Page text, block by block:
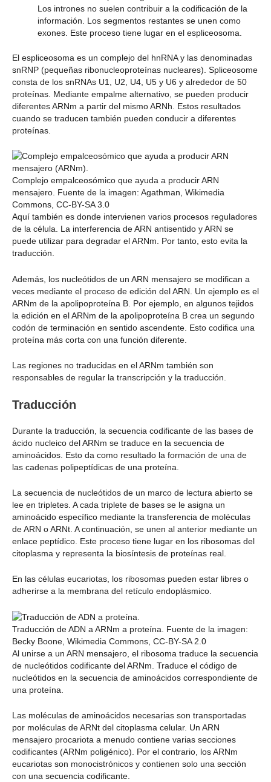
Los intrones no suelen contribuir a la codificación de la
información. Los segmentos restantes se unen como
exones. Este proceso tiene lugar en el espliceosoma.
El espliceosoma es un complejo del hnRNA y las denominadas
snRNP (pequeñas ribonucleoproteínas nucleares). Spliceosome
consta de los snRNAs U1, U2, U4, U5 y U6 y alrededor de 50
proteínas. Mediante empalme alternativo, se pueden producir
diferentes ARNm a partir del mismo ARNh. Estos resultados
cuando se traducen también pueden conducir a diferentes
proteínas.
Complejo empalceosómico que ayuda a producir ARN
mensajero. Fuente de la imagen: Agathman, Wikimedia
Commons, CC-BY-SA 3.0
Aquí también es donde intervienen varios procesos reguladores
de la célula. La interferencia de ARN antisentido y ARN se
puede utilizar para degradar el ARNm. Por tanto, esto evita la
traducción.
Además, los nucleótidos de un ARN mensajero se modifican a
veces mediante el proceso de edición del ARN. Un ejemplo es el
ARNm de la apolipoproteína B. Por ejemplo, en algunos tejidos
la edición en el ARNm de la apolipoproteína B crea un segundo
codón de terminación en sentido ascendente. Esto codifica una
proteína más corta con una función diferente.
Las regiones no traducidas en el ARNm también son
responsables de regular la transcripción y la traducción.
Traducción
Durante la traducción, la secuencia codificante de las bases de
ácido nucleico del ARNm se traduce en la secuencia de
aminoácidos. Esto da como resultado la formación de una de
las cadenas polipeptídicas de una proteína.
La secuencia de nucleótidos de un marco de lectura abierto se
lee en tripletes. A cada triplete de bases se le asigna un
aminoácido específico mediante la transferencia de moléculas
de ARN o ARNt. A continuación, se unen al anterior mediante un
enlace peptídico. Este proceso tiene lugar en los ribosomas del
citoplasma y representa la biosíntesis de proteínas real.
En las células eucariotas, los ribosomas pueden estar libres o
adherirse a la membrana del retículo endoplásmico.
Traducción de ADN a ARNm a proteína. Fuente de la imagen:
Becky Boone, Wikimedia Commons, CC-BY-SA 2.0
Al unirse a un ARN mensajero, el ribosoma traduce la secuencia
de nucleótidos codificante del ARNm. Traduce el código de
nucleótidos en la secuencia de aminoácidos correspondiente de
una proteína.
Las moléculas de aminoácidos necesarias son transportadas
por moléculas de ARNt del citoplasma celular. Un ARN
mensajero procariota a menudo contiene varias secciones
codificantes (ARNm poligénico). Por el contrario, los ARNm
eucariotas son monocistrónicos y contienen solo una sección
con una secuencia codificante.